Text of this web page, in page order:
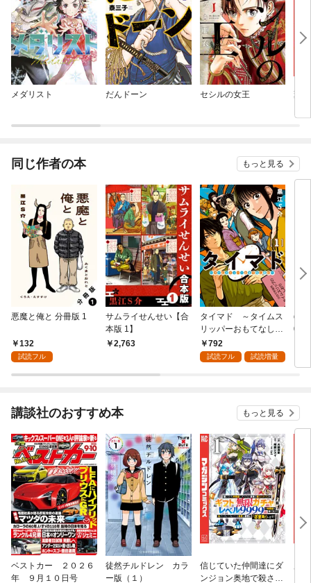
メダリスト だんドーン セシルの女王 薫
同じ作者の本 もっと見る
悪魔と俺と 分冊版 1
132
試読フル
サムライせんせい【合
本版 1】
2,763
タイマド ～タイムス
リッパーおもてなし窓
口～（１）
792
試読フル 試読増量
026
講談社のおすすめ本 もっと見る
ベストカー ２０２６
年 ９月１０日号
徒然チルドレン カラ
ー版（１）
信じていた仲間達にダ
ンジョン奥地で殺され